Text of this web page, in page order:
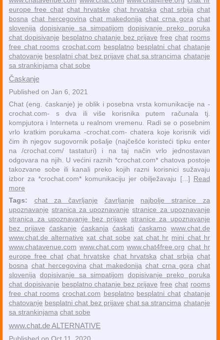
europe free chat chat hrvatske chat hrvatska chat srbija chat
bosna chat hercegovina chat makedonija chat crna gora chat
slovenija dopisivanje sa simpatijom dopisivanje preko poruka
chat dopisivanje besplatno chatanje bez prijave free chat rooms
free chat rooms crochat.com besplatno besplatni chat chatanje
chatovanje besplatni chat bez prijave chat sa strancima chatanje
sa strankinjama chat sobe
Časkanje
Published on Jan 6, 2021
Chat (eng. ćaskanje) je oblik i posebna vrsta komunikacije na -
crochat.com- s dva ili više korisnika putem računala tj.
kompjutora i Interneta u realnom vremenu. Radi se o posebnim
vrlo kratkim porukama -crochat.com- chatera koje korisnik vidi
čim ih njegov sugovornik pošalje (najčešće koristeći tipku enter
na /crochat.com/ tastaturi) i na taj način vrlo jednostavan
odgovara na njih. U većini raznih *crochat.com* chatova postoje
takozvane sobe ili kanali preko kojih razni korisnici sužavaju
izbor za *crochat.com* komunikaciju jer obilježavaju [...] Read
more
Tags:
chat za čavrljanje čavrljanje
najbolje stranice za
upoznavanje stranica za upoznavanje stranice za upoznavanje
stranica za upoznavanje bez prijave stranice za upoznavanje
bez prijave ćaskanje ćaskanja ćaskati ćaskamo
www.chat.de
www.chat.de alternative xat chat sobe xat chat hr mini chat hr
www.chatavenue.com www.chat.com www.chat4free.org chat hr
europe free chat chat hrvatske chat hrvatska chat srbija chat
bosna chat hercegovina chat makedonija chat crna gora chat
slovenija dopisivanje sa simpatijom dopisivanje preko poruka
chat dopisivanje besplatno chatanje bez prijave free chat rooms
free chat rooms crochat.com besplatno besplatni chat chatanje
chatovanje besplatni chat bez prijave chat sa strancima chatanje
sa strankinjama chat sobe
www.chat.de ALTERNATIVE
Published on Oct 11, 2020